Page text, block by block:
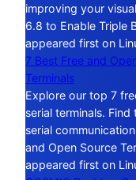
improving your
6.8 to Enable Triple
appeared first on
7 Best Free and
Terminals
Explore our top 7
serial terminals.
serial
and Open Source
appeared first on